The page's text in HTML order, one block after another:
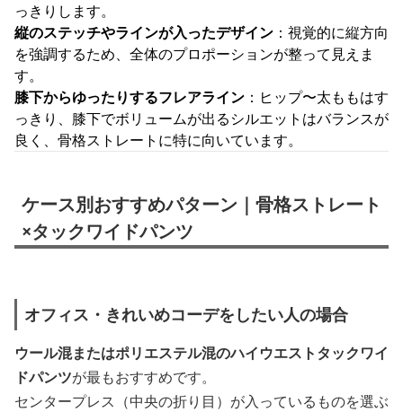
っきりします。
縦のステッチやラインが入ったデザイン ：視覚的に縦方向
を強調するため、全体のプロポーションが整って見えま
す。
膝下からゆったりするフレアライン ：ヒップ〜太ももはす
っきり、膝下でボリュームが出るシルエットはバランスが
良く、骨格ストレートに特に向いています。
ケース別おすすめパターン｜骨格ストレート
×タックワイドパンツ
オフィス・きれいめコーデをしたい人の場合
ウール混またはポリエステル混のハイウエストタックワイ
ドパンツが最もおすすめです。
センタープレス（中央の折り目）が入っているものを選ぶ